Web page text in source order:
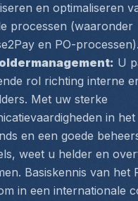
en optimaliseren
processen (waaronder
en PO-processen).
U
rol richting interne
Met uw sterke
in het
en een goede
weet u helder en
Basiskennis van het
in een internationale